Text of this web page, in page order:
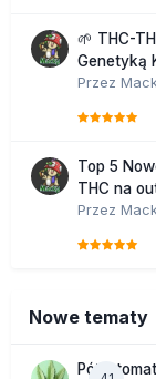
🌱 THC-
Genetyką
Przez
Top 5
THC na
Przez
Nowe tematy